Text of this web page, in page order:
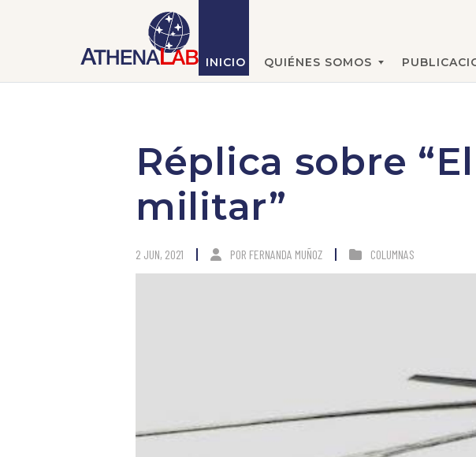
INICIO QUIÉNES SOMOS
Réplica sobre
militar”
2 JUN, 2021 POR FERNANDA MUÑOZ COLUMNAS